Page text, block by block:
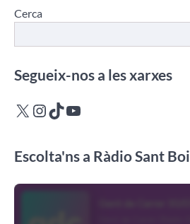
Cerca
Segueix-nos a les xarxes
X Instagram
TikTokYouTube
Escolta'ns a Ràdio Sant Boi